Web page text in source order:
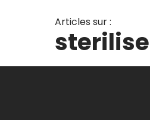
Articles sur :
sterilise